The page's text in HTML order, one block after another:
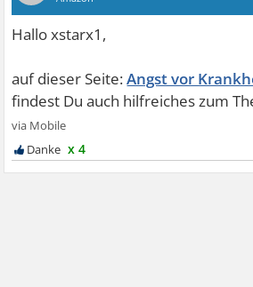
Angst vor
x 4